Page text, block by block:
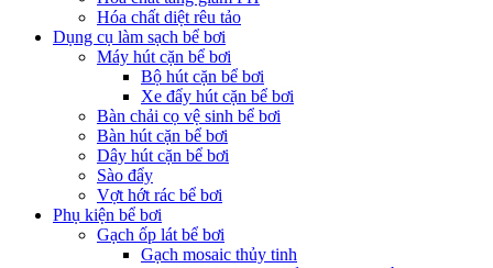
Hóa chất diệt rêu tảo
Dụng cụ làm sạch bể bơi
Máy hút cặn bể bơi
Bộ hút cặn bể bơi
Xe đẩy hút cặn bể bơi
Bàn chải cọ vệ sinh bể bơi
Bàn hút cặn bể bơi
Dây hút cặn bể bơi
Sào đẩy
Vợt hớt rác bể bơi
Phụ kiện bể bơi
Gạch ốp lát bể bơi
Gạch mosaic thủy tinh